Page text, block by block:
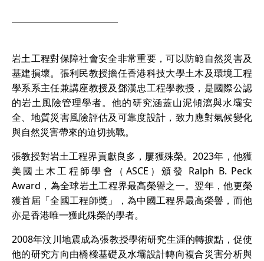
岩土工程對保障社會安全非常重要，可以防範自然災害及
基建損壞。張利民教授擔任香港科技大學土木及環境工程
學系系主任兼講座教授及鄧漢忠工程學教授，是國際公認
的岩土風險管理學者。他的研究涵蓋山泥傾瀉與水壩安
全、地質災害風險評估及可靠度設計，致力應對氣候變化
與自然災害帶來的迫切挑戰。
張教授對岩土工程界貢獻良多，屢獲殊榮。2023年，他獲
美國土木工程師學會（ASCE）頒發 Ralph B. Peck
Award，為全球岩土工程界最高榮譽之一。翌年，他更榮
獲首屆「全國工程師獎」，為中國工程界最高榮譽，而他
亦是香港唯一獲此殊榮的學者。
2008年汶川地震成為張教授學術研究生涯的轉捩點，促使
他的研究方向由橋樑基礎及水壩設計轉向複合災害分析與